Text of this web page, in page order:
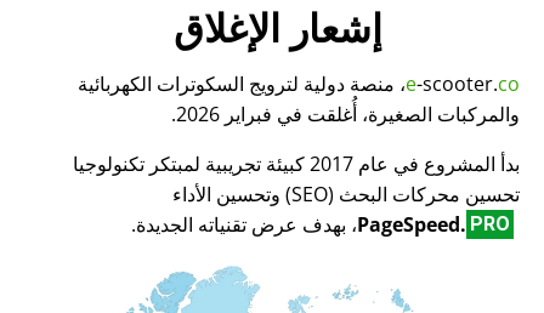
إشعار الإغلاق
e-scooter.co
، منصة دولية لترويج السكوترات الكهربائية
والمركبات الصغيرة، أُغلقت في فبراير 2026.
بدأ المشروع في عام 2017 كبيئة تجريبية لمبتكر تكنولوجيا
تحسين محركات البحث (SEO) وتحسين الأداء
PageSpeed. PRO ، بهدف عرض تقنياته الجديدة.